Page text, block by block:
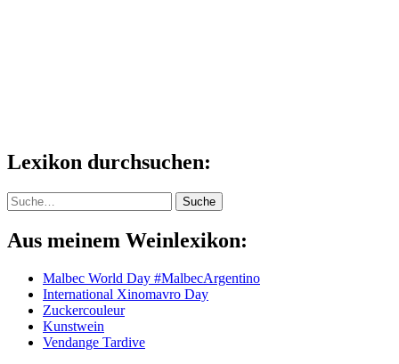
Lexikon durchsuchen:
Suche Suche
Aus meinem Weinlexikon:
Malbec World Day #MalbecArgentino
International Xinomavro Day
Zuckercouleur
Kunstwein
Vendange Tardive